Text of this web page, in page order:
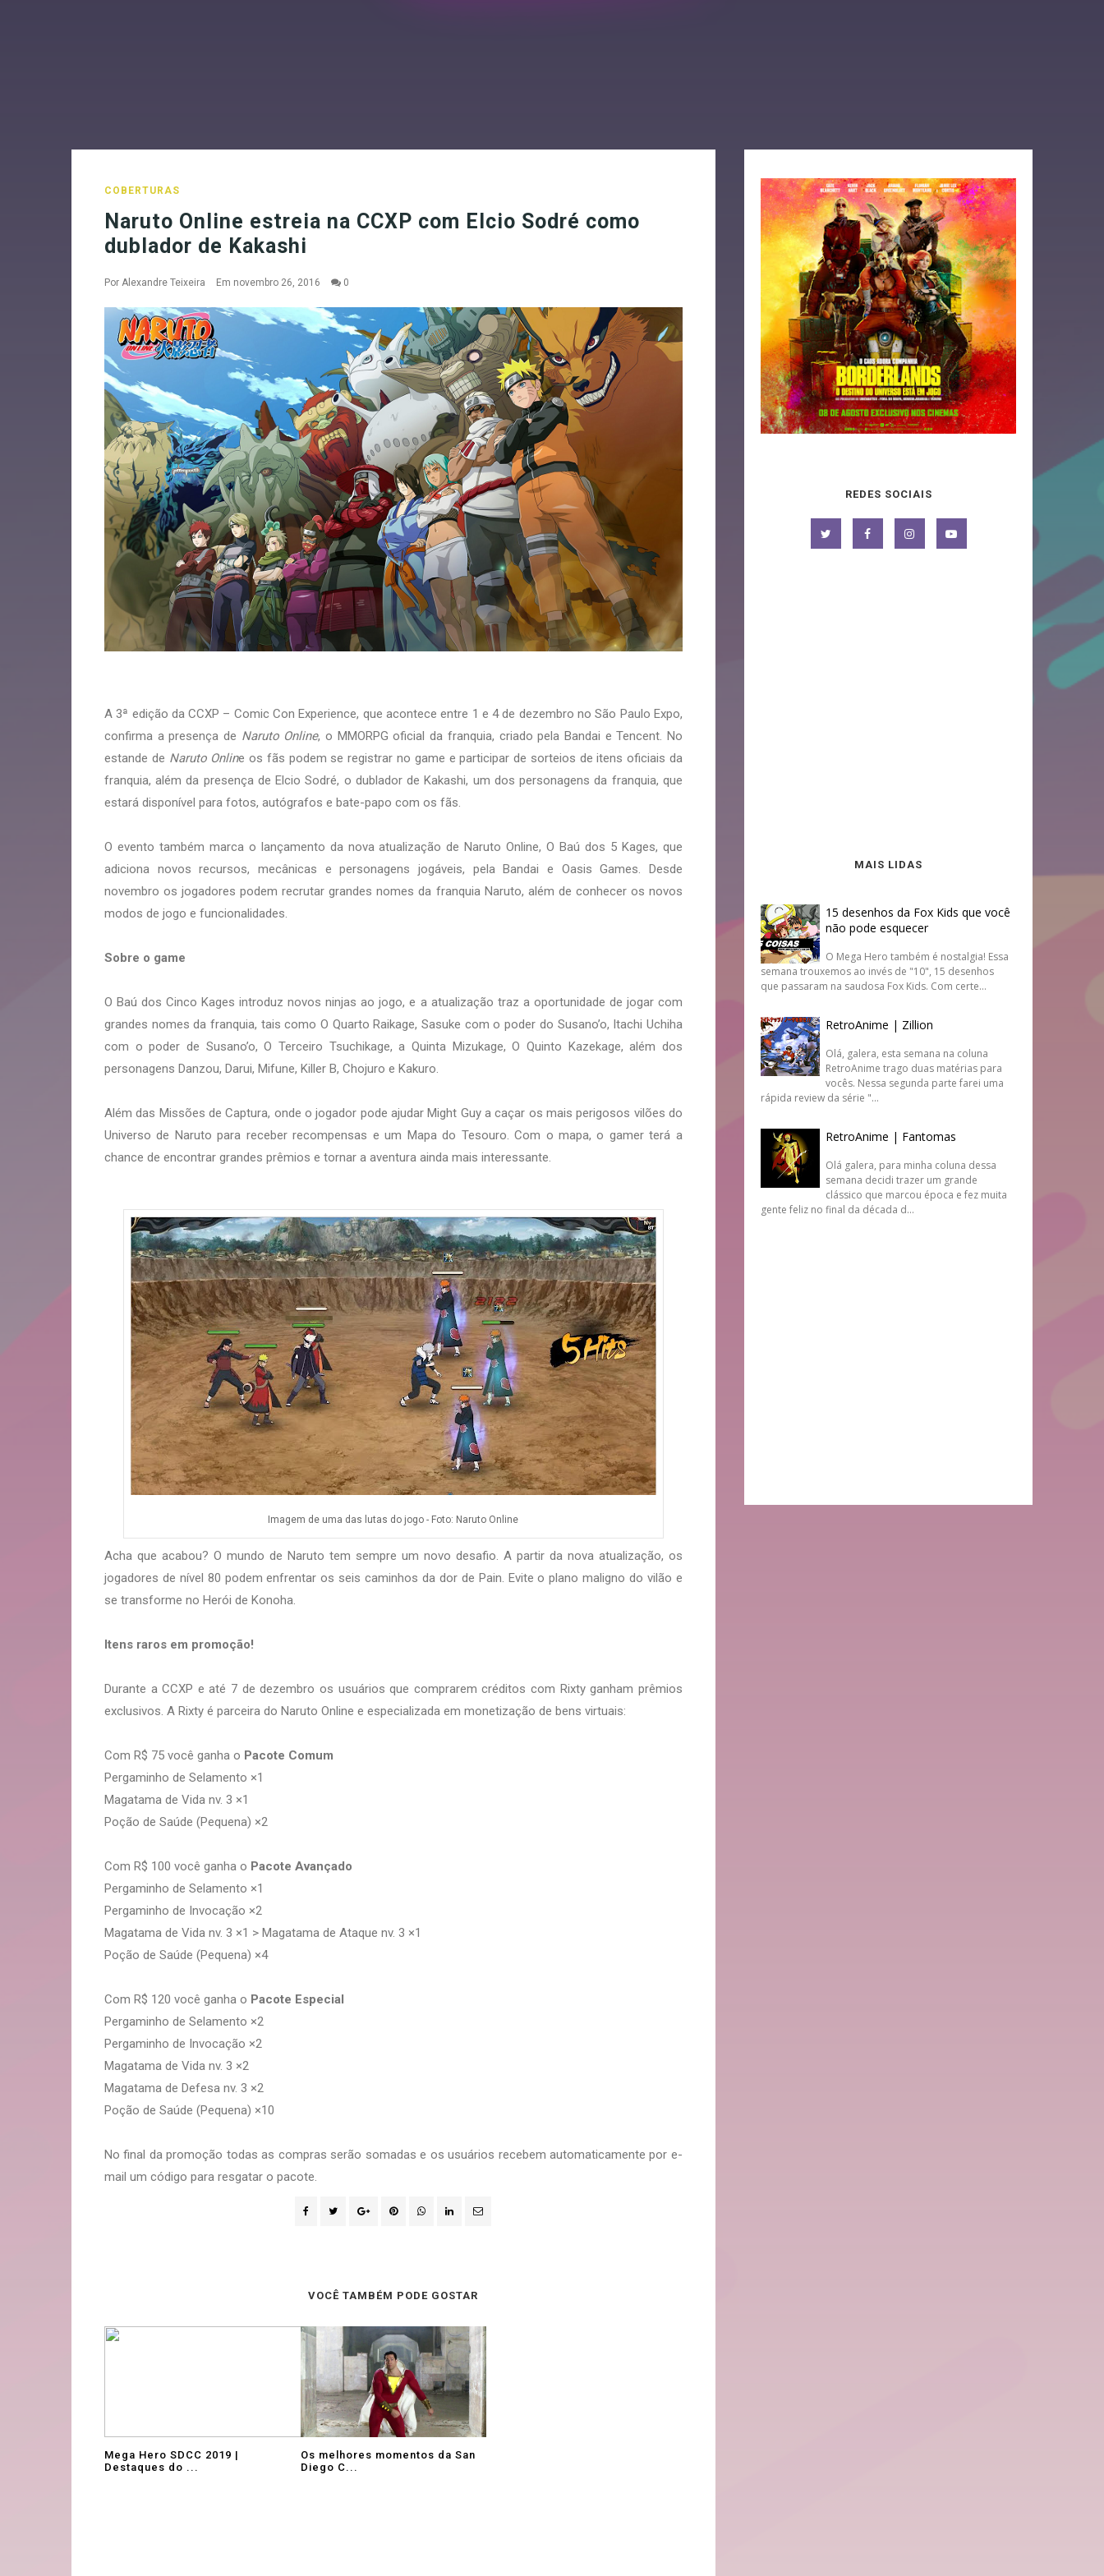
COBERTURAS
Naruto Online estreia na CCXP com Elcio Sodré como
dublador de Kakashi
Por Alexandre Teixeira Em novembro 26, 2016 0
A 3ª edição da CCXP – Comic Con Experience, que acontece entre 1 e 4 de dezembro no São Paulo Expo,
confirma a presença de Naruto Online, o MMORPG oficial da franquia, criado pela Bandai e Tencent. No
estande de Naruto Online os fãs podem se registrar no game e participar de sorteios de itens oficiais da
franquia, além da presença de Elcio Sodré, o dublador de Kakashi, um dos personagens da franquia, que
estará disponível para fotos, autógrafos e bate-papo com os fãs.
O evento também marca o lançamento da nova atualização de Naruto Online, O Baú dos 5 Kages, que
adiciona novos recursos, mecânicas e personagens jogáveis, pela Bandai e Oasis Games. Desde
novembro os jogadores podem recrutar grandes nomes da franquia Naruto, além de conhecer os novos
modos de jogo e funcionalidades.
Sobre o game
O Baú dos Cinco Kages introduz novos ninjas ao jogo, e a atualização traz a oportunidade de jogar com
grandes nomes da franquia, tais como O Quarto Raikage, Sasuke com o poder do Susano’o, Itachi Uchiha
com o poder de Susano’o, O Terceiro Tsuchikage, a Quinta Mizukage, O Quinto Kazekage, além dos
personagens Danzou, Darui, Mifune, Killer B, Chojuro e Kakuro.
Além das Missões de Captura, onde o jogador pode ajudar Might Guy a caçar os mais perigosos vilões do
Universo de Naruto para receber recompensas e um Mapa do Tesouro. Com o mapa, o gamer terá a
chance de encontrar grandes prêmios e tornar a aventura ainda mais interessante.
Imagem de uma das lutas do jogo - Foto: Naruto Online
Acha que acabou? O mundo de Naruto tem sempre um novo desafio. A partir da nova atualização, os
jogadores de nível 80 podem enfrentar os seis caminhos da dor de Pain. Evite o plano maligno do vilão e
se transforme no Herói de Konoha.
Itens raros em promoção!
Durante a CCXP e até 7 de dezembro os usuários que comprarem créditos com Rixty ganham prêmios
exclusivos. A Rixty é parceira do Naruto Online e especializada em monetização de bens virtuais:
Com R$ 75 você ganha o Pacote Comum
Pergaminho de Selamento ×1
Magatama de Vida nv. 3 ×1
Poção de Saúde (Pequena) ×2
Com R$ 100 você ganha o Pacote Avançado
Pergaminho de Selamento ×1
Pergaminho de Invocação ×2
Magatama de Vida nv. 3 ×1 > Magatama de Ataque nv. 3 ×1
Poção de Saúde (Pequena) ×4
Com R$ 120 você ganha o Pacote Especial
Pergaminho de Selamento ×2
Pergaminho de Invocação ×2
Magatama de Vida nv. 3 ×2
Magatama de Defesa nv. 3 ×2
Poção de Saúde (Pequena) ×10
No final da promoção todas as compras serão somadas e os usuários recebem automaticamente por e-
mail um código para resgatar o pacote.
VOCÊ TAMBÉM PODE GOSTAR
Mega Hero SDCC 2019 |
Destaques do ...
Os melhores momentos da San
Diego C...
REDES SOCIAIS
MAIS LIDAS
15 desenhos da Fox Kids que você
não pode esquecer
O Mega Hero também é nostalgia! Essa
semana trouxemos ao invés de "10", 15 desenhos
que passaram na saudosa Fox Kids. Com certe...
RetroAnime | Zillion
Olá, galera, esta semana na coluna
RetroAnime trago duas matérias para
vocês. Nessa segunda parte farei uma
rápida review da série "...
RetroAnime | Fantomas
Olá galera, para minha coluna dessa
semana decidi trazer um grande
clássico que marcou época e fez muita
gente feliz no final da década d...